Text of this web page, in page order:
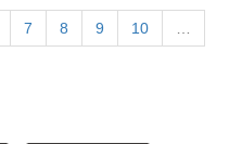
7 8 9 10